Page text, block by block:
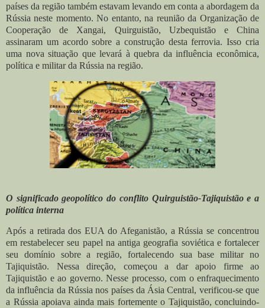
países da região também estavam levando em conta a abordagem da
Rússia neste momento. No entanto, na reunião da Organização de
Cooperação de Xangai, Quirguistão, Uzbequistão e China
assinaram um acordo sobre a construção desta ferrovia. Isso cria
uma nova situação que levará à quebra da influência econômica,
política e militar da Rússia na região.
O significado geopolítico do conflito Quirguistão-Tajiquistão e a
política interna
Após a retirada dos EUA do Afeganistão, a Rússia se concentrou
em restabelecer seu papel na antiga geografia soviética e fortalecer
seu domínio sobre a região, fortalecendo sua base militar no
Tajiquistão. Nessa direção, começou a dar apoio firme ao
Tajiquistão e ao governo. Nesse processo, com o enfraquecimento
da influência da Rússia nos países da Ásia Central, verificou-se que
a Rússia apoiava ainda mais fortemente o Tajiquistão, concluindo-